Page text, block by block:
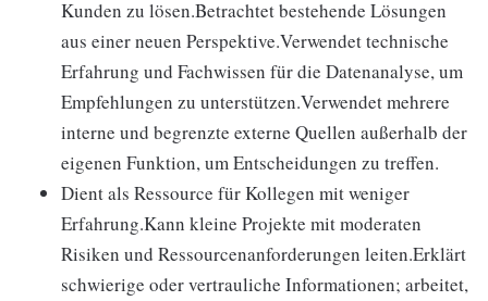
Kunden zu lösen.Betrachtet bestehende Lösungen
aus einer neuen Perspektive.Verwendet technische
Erfahrung und Fachwissen für die Datenanalyse, um
Empfehlungen zu unterstützen.Verwendet mehrere
interne und begrenzte externe Quellen außerhalb der
eigenen Funktion, um Entscheidungen zu treffen.
Dient als Ressource für Kollegen mit weniger
Erfahrung.Kann kleine Projekte mit moderaten
Risiken und Ressourcenanforderungen leiten.Erklärt
schwierige oder vertrauliche Informationen; arbeitet,